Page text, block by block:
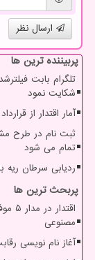
ارسال نظر
پربیننده ترین ها
تلگرام بابت
شکایت نمود
آمار اقتدار از قرارداد ۱۷ میلیون دلاری نانویی تا جایگاه چهارمی دنیا
تمام می شود
ردیابی سرطان
پربحث ترین ها
مصنوعی
آغاز نام نویسی